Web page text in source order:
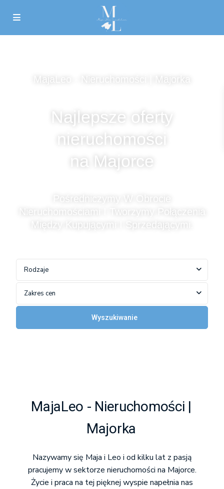
MajaLeo - Nieruchomości | Majorka
Najlepsze oferty
nieruchomości
na Majorce
Pośredniczymy W Obrocie
Nieruchomościami I Tworzymy Połączenia
Między Kupującymi I Sprzedającymi.
Rodzaje
Zakres cen
Wyszukiwanie
MajaLeo - Nieruchomości |
Majorka
Nazywamy się Maja i Leo i od kilku lat z pasją
pracujemy w sektorze nieruchomości na Majorce.
Życie i praca na tej pięknej wyspie napełnia nas